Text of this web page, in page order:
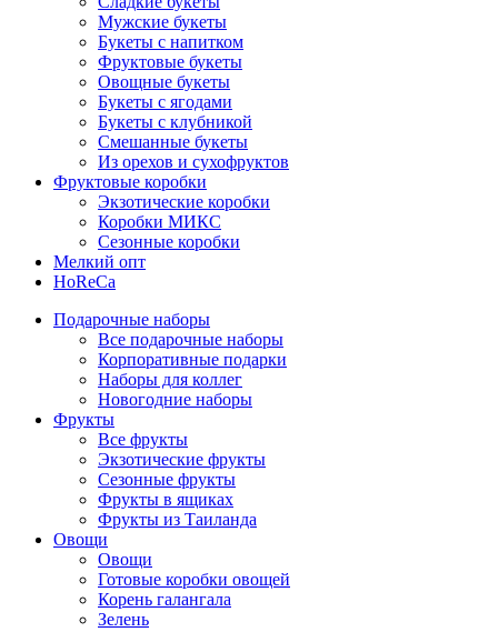
Мужские букеты
Букеты с напитком
Фруктовые букеты
Овощные букеты
Букеты с ягодами
Букеты с клубникой
Смешанные букеты
Из орехов и сухофруктов
Фруктовые коробки
Экзотические коробки
Коробки МИКС
Сезонные коробки
Мелкий опт
HoReCa
Подарочные наборы
Все подарочные наборы
Корпоративные подарки
Наборы для коллег
Новогодние наборы
Фрукты
Все фрукты
Экзотические фрукты
Сезонные фрукты
Фрукты в ящиках
Фрукты из Таиланда
Овощи
Овощи
Готовые коробки овощей
Корень галангала
Зелень